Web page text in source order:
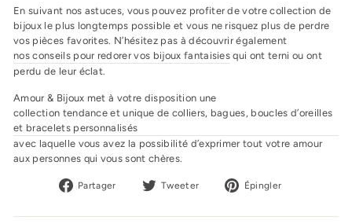
En suivant nos astuces, vous pouvez profiter de votre collection de
bijoux le plus longtemps possible et vous ne risquez plus de perdre
vos pièces favorites. N’hésitez pas à découvrir également
nos conseils pour redorer vos bijoux fantaisies qui ont terni ou ont
perdu de leur éclat.
Amour & Bijoux met à votre disposition une
collection tendance et unique de colliers, bagues, boucles d’oreilles
et bracelets personnalisés
avec laquelle vous avez la possibilité d’exprimer tout votre amour
aux personnes qui vous sont chères.
Partager
Partager
Facebook
Tweeter
Tweeter
Twitter
Épingler
Pinterest